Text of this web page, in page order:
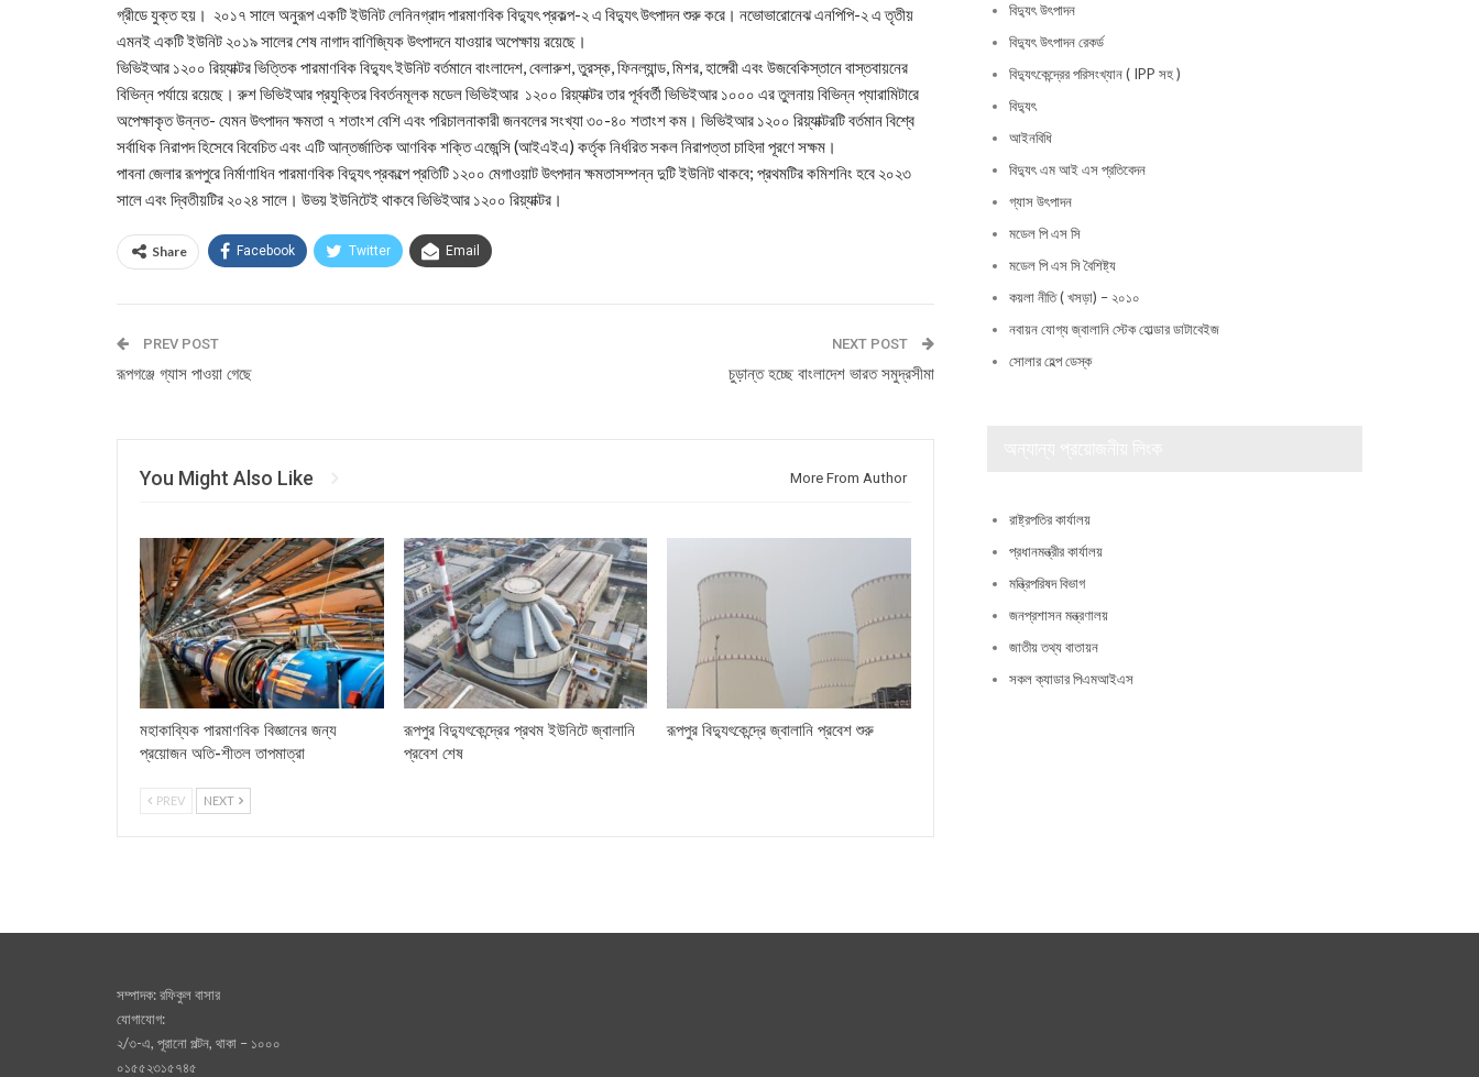
গ্রীডে যুক্ত হয়। ২০১৭ সালে অনুরূপ একটি ইউনিট লেনিনগ্রাদ পারমাণবিক বিদ্যুৎ প্রকল্প-২ এ বিদ্যুৎ উৎপাদন শুরু করে। নভোভারোনেঝ এনপিপি-২ এ তৃতীয়
এমনই একটি ইউনিট ২০১৯ সালের শেষ নাগাদ বাণিজ্যিক উৎপাদনে যাওয়ার অপেক্ষায় রয়েছে।
ভিভিইআর ১২০০ রিয়্যাক্টর ভিত্তিক পারমাণবিক বিদ্যুৎ ইউনিট বর্তমানে বাংলাদেশ, বেলারুশ, তুরস্ক, ফিনল্যান্ড, মিশর, হাঙ্গেরী এবং উজবেকিস্তানে বাস্তবায়নের
বিভিন্ন পর্যায়ে রয়েছে। রুশ ভিভিইআর প্রযুক্তির বিবর্তনমূলক মডেল ভিভিইআর ১২০০ রিয়্যাক্টর তার পূর্ববর্তী ভিভিইআর ১০০০ এর তুলনায় বিভিন্ন প্যারামিটারে
অপেক্ষাকৃত উন্নত- যেমন উৎপাদন ক্ষমতা ৭ শতাংশ বেশি এবং পরিচালনাকারী জনবলের সংখ্যা ৩০-৪০ শতাংশ কম। ভিভিইআর ১২০০ রিয়্যাক্টরটি বর্তমান বিশ্বে
সর্বাধিক নিরাপদ হিসেবে বিবেচিত এবং এটি আন্তর্জাতিক আণবিক শক্তি এজেন্সি (আইএইএ) কর্তৃক নির্ধরিত সকল নিরাপত্তা চাহিদা পূরণে সক্ষম।
পাবনা জেলার রূপপুরে নির্মাণাধিন পারমাণবিক বিদ্যুৎ প্রকল্পে প্রতিটি ১২০০ মেগাওয়াট উৎপদান ক্ষমতাসম্পন্ন দুটি ইউনিট থাকবে; প্রথমটির কমিশনিং হবে ২০২৩
সালে এবং দ্বিতীয়টির ২০২৪ সালে। উভয় ইউনিটেই থাকবে ভিভিইআর ১২০০ রিয়্যাক্টর।
Share Facebook Twitter Email
PREV POST
রূপগঞ্জে গ্যাস পাওয়া গেছে
NEXT POST
চুড়ান্ত হচ্ছে বাংলাদেশ ভারত সমুদ্রসীমা
You Might Also Like More From Author
মহাকাব্যিক পারমাণবিক বিজ্ঞানের জন্য
প্রয়োজন অতি-শীতল তাপমাত্রা
রূপপুর বিদ্যুৎকেন্দ্রের প্রথম ইউনিটে জ্বালানি
প্রবেশ শেষ
রূপপুর বিদ্যুৎকেন্দ্রে জ্বালানি প্রবেশ শুরু
PREV NEXT
বিদ্যুৎ উৎপাদন
বিদ্যুৎ উৎপাদন রেকর্ড
বিদ্যুৎকেন্দ্রের পরিসংখ্যান ( IPP সহ )
বিদ্যুৎ
আইনবিধি
বিদ্যুৎ এম আই এস প্রতিবেদন
গ্যাস উৎপাদন
মডেল পি এস সি
মডেল পি এস সি বৈশিষ্ট্য
কয়লা নীতি ( খসড়া) – ২০১০
নবায়ন যোগ্য জ্বালানি স্টেক হোল্ডার ডাটাবেইজ
সোলার হেল্প ডেস্ক
রাষ্ট্রপতির কার্যালয়
প্রধানমন্ত্রীর কার্যালয়
মন্ত্রিপরিষদ বিভাগ
জনপ্রশাসন মন্ত্রণালয়
জাতীয় তথ্য বাতায়ন
সকল ক্যাডার পিএমআইএস
সম্পাদক: রফিকুল বাসার
যোগাযোগ:
২/৩-এ, পূরানো পল্টন, থাকা – ১০০০
০১৫৫২৩১৫৭৪৫